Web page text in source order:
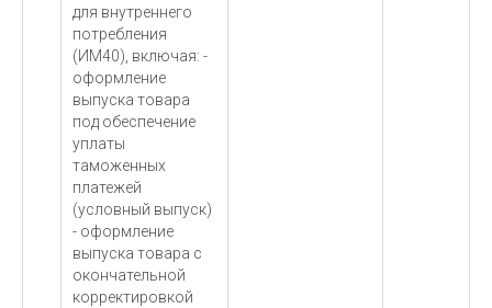
для внутреннего
потребления
(ИМ40), включая: -
оформление
выпуска товара
под обеспечение
уплаты
таможенных
платежей
(условный выпуск)
- оформление
выпуска товара с
окончательной
корректировкой